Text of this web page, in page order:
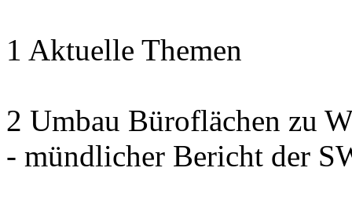
1 Aktuelle Themen
2 Umbau Büroflächen zu
- mündlicher Bericht der